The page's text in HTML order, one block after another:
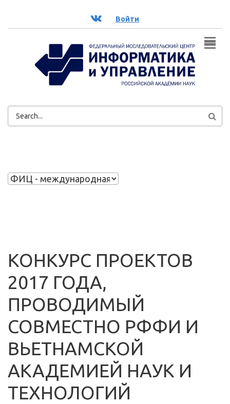
ВК Войти
ФОРМА
КОНКУРС ПРОЕКТОВ
2017 ГОДА,
ПРОВОДИМЫЙ
СОВМЕСТНО РФФИ И
ВЬЕТНАМСКОЙ
АКАДЕМИЕЙ НАУК И
ТЕХНОЛОГИЙ